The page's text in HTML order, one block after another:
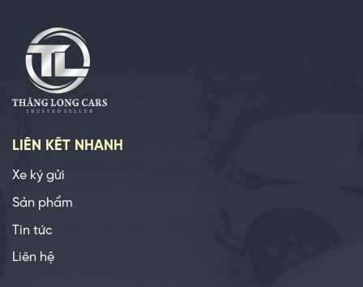
LIÊN KẾT NHANH
Xe ký gửi
Sản phẩm
Tin tức
Liên hệ